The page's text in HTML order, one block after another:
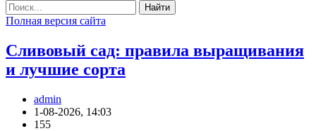
Найти
Полная версия сайта
Сливовый сад: правила выращивания
и лучшие сорта
admin
1-08-2026, 14:03
155